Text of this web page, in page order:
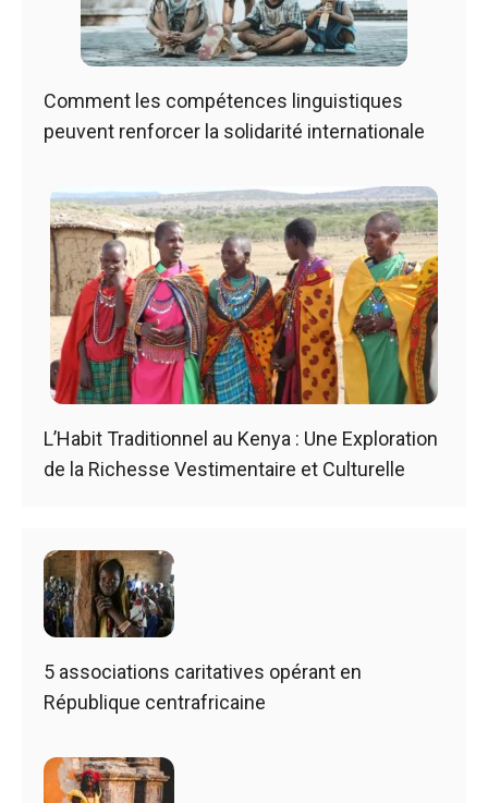
Comment les compétences linguistiques
peuvent renforcer la solidarité internationale
L’Habit Traditionnel au Kenya : Une Exploration
de la Richesse Vestimentaire et Culturelle
5 associations caritatives opérant en
République centrafricaine